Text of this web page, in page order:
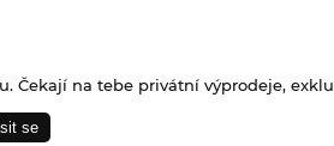
Čekají na tebe privátní výprodeje,